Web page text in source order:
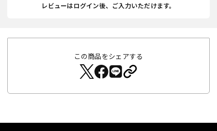
レビューはログイン後、ご入力いただけます。
この商品をシェアする